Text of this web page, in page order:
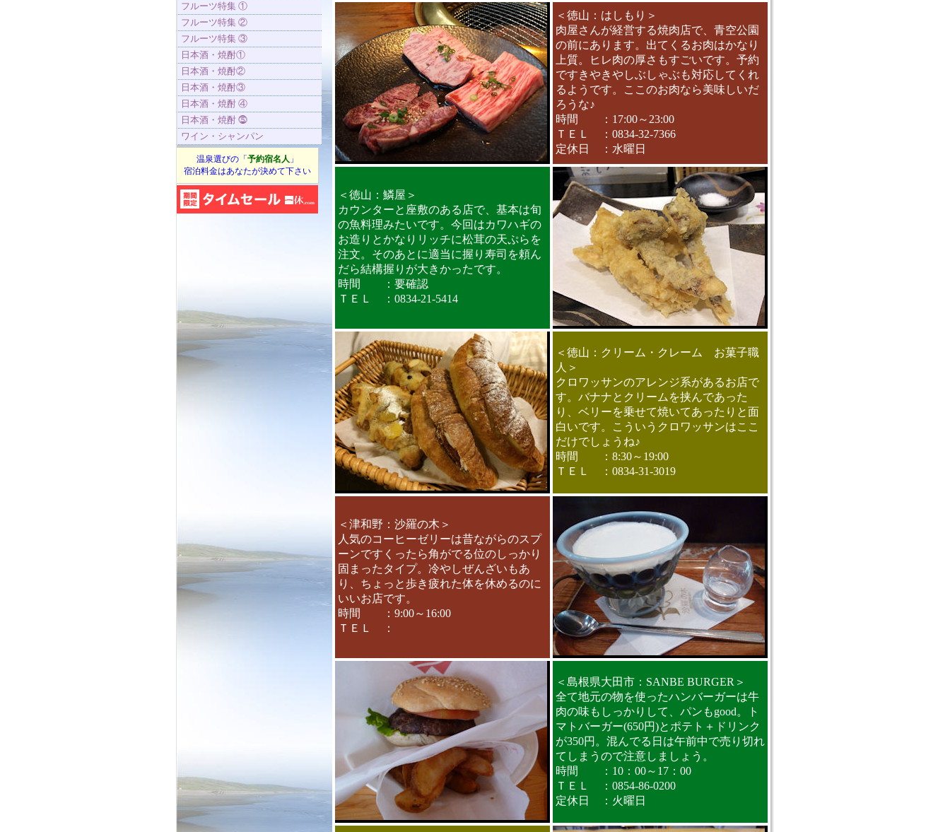
フルーツ特集 ①
フルーツ特集 ②
フルーツ特集 ③
日本酒・焼酎①
日本酒・焼酎②
日本酒・焼酎③
日本酒・焼酎 ④
日本酒・焼酎 ⓹
ワイン・シャンパン
温泉選びの「 予約宿名人 」
宿泊料金はあなたが決めて下さい
＜徳山：はしもり＞
肉屋さんが経営する焼肉店で、青空公園
の前にあります。出てくるお肉はかなり
上質。ヒレ肉の厚さもすごいです。予約
ですきやきやしぶしゃぶも対応してくれ
るようです。ここのお肉なら美味しいだ
ろうな♪
時間 ：17:00～23:00
ＴＥＬ ：0834-32-7366
定休日 ：水曜日
＜徳山：鱗屋＞
カウンターと座敷のある店で、基本は旬
の魚料理みたいです。今回はカワハギの
お造りとかなりリッチに松茸の天ぷらを
注文。そのあとに適当に握り寿司を頼ん
だら結構握りが大きかったです。
時間 ：要確認
ＴＥＬ ：0834-21-5414
＜徳山：クリーム・クレーム お菓子職
人＞
クロワッサンのアレンジ系があるお店で
す。バナナとクリームを挟んであった
り、ベリーを乗せて焼いてあったりと面
白いです。こういうクロワッサンはここ
だけでしょうね♪
時間 ：8:30～19:00
ＴＥＬ ：0834-31-3019
＜津和野：沙羅の木＞
人気のコーヒーゼリーは昔ながらのスプ
ーンですくったら角がでる位のしっかり
固まったタイプ。冷やしぜんざいもあ
り、ちょっと歩き疲れた体を休めるのに
いいお店です。
時間 ：9:00～16:00
ＴＥＬ ：
＜島根県大田市：SANBE BURGER＞
全て地元の物を使ったハンバーガーは牛
肉の味もしっかりして、パンもgood。ト
マトバーガー(650円)とポテト＋ドリンク
が350円。混んでる日は午前中で売り切れ
てしまうので注意しましょう。
時間 ：10：00～17：00
ＴＥＬ ：0854-86-0200
定休日 ：火曜日